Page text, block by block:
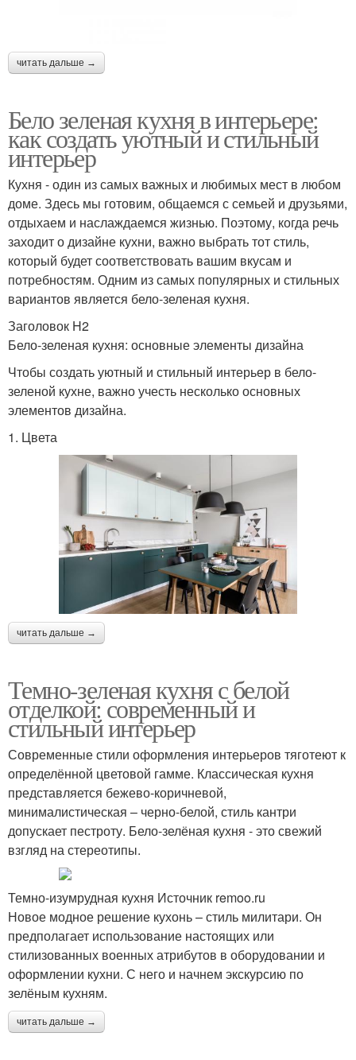
читать дальше →
Бело зеленая кухня в интерьере:
как создать уютный и стильный
интерьер
Кухня - один из самых важных и любимых мест в любом
доме. Здесь мы готовим, общаемся с семьей и друзьями,
отдыхаем и наслаждаемся жизнью. Поэтому, когда речь
заходит о дизайне кухни, важно выбрать тот стиль,
который будет соответствовать вашим вкусам и
потребностям. Одним из самых популярных и стильных
вариантов является бело-зеленая кухня.
Заголовок H2
Бело-зеленая кухня: основные элементы дизайна
Чтобы создать уютный и стильный интерьер в бело-
зеленой кухне, важно учесть несколько основных
элементов дизайна.
1. Цвета
читать дальше →
Темно-зеленая кухня с белой
отделкой: современный и
стильный интерьер
Современные стили оформления интерьеров тяготеют к
определённой цветовой гамме. Классическая кухня
представляется бежево-коричневой,
минималистическая – черно-белой, стиль кантри
допускает пестроту. Бело-зелёная кухня - это свежий
взгляд на стереотипы.
Темно-изумрудная кухня Источник remoo.ru
Новое модное решение кухонь – стиль милитари. Он
предполагает использование настоящих или
стилизованных военных атрибутов в оборудовании и
оформлении кухни. С него и начнем экскурсию по
зелёным кухням.
читать дальше →